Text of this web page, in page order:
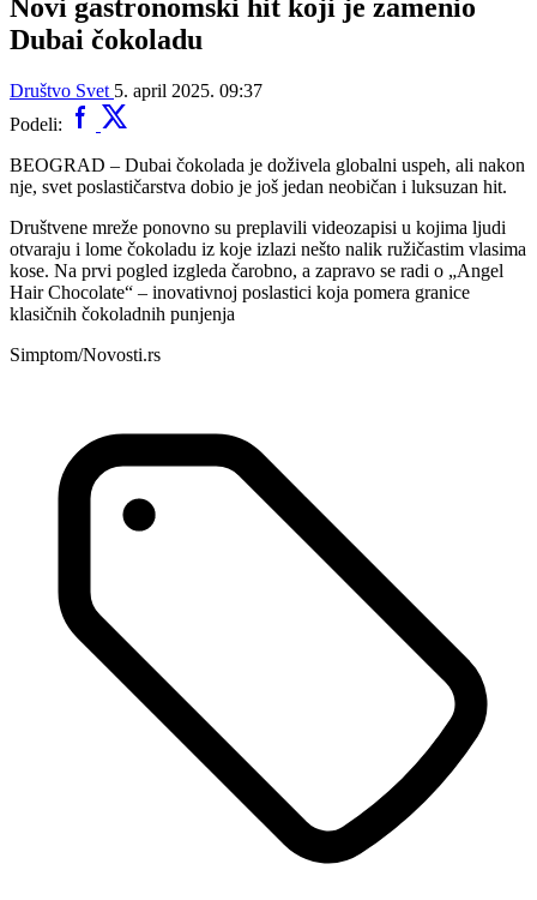
Novi gastronomski hit koji je zamenio
Dubai čokoladu
Društvo Svet 5. april 2025. 09:37
Podeli:
BEOGRAD – Dubai čokolada je doživela globalni uspeh, ali nakon
nje, svet poslastičarstva dobio je još jedan neobičan i luksuzan hit.
Društvene mreže ponovno su preplavili videozapisi u kojima ljudi
otvaraju i lome čokoladu iz koje izlazi nešto nalik ružičastim vlasima
kose. Na prvi pogled izgleda čarobno, a zapravo se radi o „Angel
Hair Chocolate“ – inovativnoj poslastici koja pomera granice
klasičnih čokoladnih punjenja
Simptom/Novosti.rs